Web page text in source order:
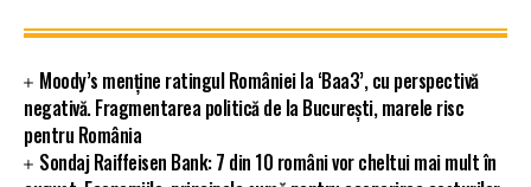
Moody’s menține ratingul României la ‘Baa3’, cu perspectivă
negativă. Fragmentarea politică de la București, marele risc
pentru România
Sondaj Raiffeisen Bank: 7 din 10 români vor cheltui mai mult în